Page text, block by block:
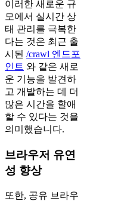
이러한 새로운 규
모에서 실시간 상
태 관리를 극복한
다는 것은 최근 출
시된 /crawl 엔드포
인트 와 같은 새로
운 기능을 발견하
고 개발하는 데 더
많은 시간을 할애
할 수 있다는 것을
의미했습니다.
브라우저 유연
성 향상
또한, 공유 브라우